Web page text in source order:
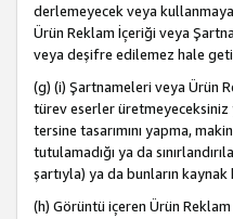
derlemeyecek veya
Ürün Reklam İçeriği veya
veya deşifre edilemez hale
(g) (i) Şartnameleri veya Ürün
türev eserler üretmeyeceksiniz
tersine tasarımını yapma,
tutulamadığı ya da
şartıyla) ya da bunların kaynak
(h) Görüntü içeren Ürün